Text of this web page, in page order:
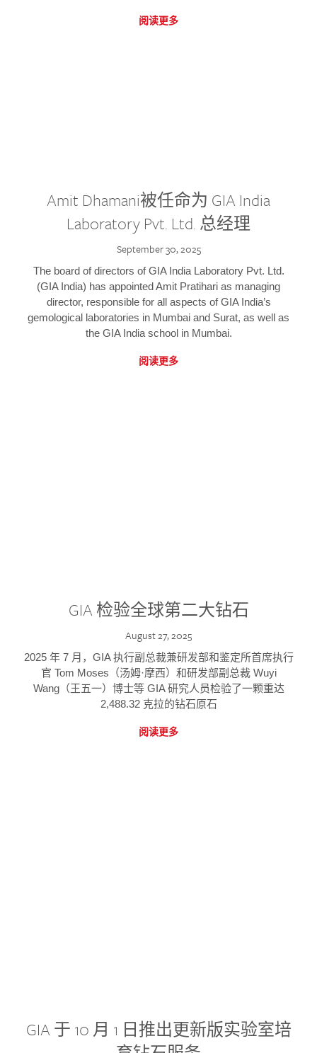
阅读更多
Amit Dhamani被任命为 GIA India
Laboratory Pvt. Ltd. 总经理
September 30, 2025
The board of directors of GIA India Laboratory Pvt. Ltd.
(GIA India) has appointed Amit Pratihari as managing
director, responsible for all aspects of GIA India’s
gemological laboratories in Mumbai and Surat, as well as
the GIA India school in Mumbai.
阅读更多
GIA 检验全球第二大钻石
August 27, 2025
2025 年 7 月，GIA 执行副总裁兼研发部和鉴定所首席执行
官 Tom Moses（汤姆·摩西）和研发部副总裁 Wuyi
Wang（王五一）博士等 GIA 研究人员检验了一颗重达
2,488.32 克拉的钻石原石
阅读更多
GIA 于 10 月 1 日推出更新版实验室培